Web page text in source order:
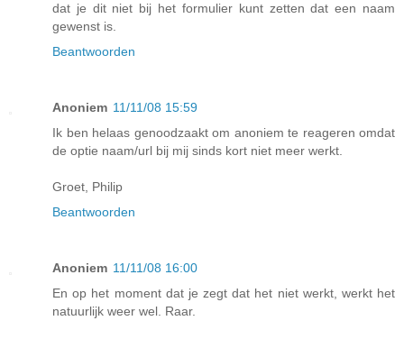
dat je dit niet bij het formulier kunt zetten dat een naam
gewenst is.
Beantwoorden
Anoniem 11/11/08 15:59
Ik ben helaas genoodzaakt om anoniem te reageren omdat
de optie naam/url bij mij sinds kort niet meer werkt.
Groet, Philip
Beantwoorden
Anoniem 11/11/08 16:00
En op het moment dat je zegt dat het niet werkt, werkt het
natuurlijk weer wel. Raar.